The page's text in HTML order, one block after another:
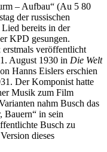
– Aufbau“ (Au 5 80
der russischen
bereits in der
KPD gesungen.
erstmals veröffentlicht
August 1930 in Die Welt
Hanns Eislers erschien
Der Komponist hatte
Musik zum Film
nahm Busch das
Bauern“ in sein
Busch zu
dieses